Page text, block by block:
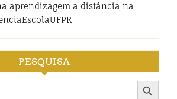
aprendizagem a distância na
PESQUISA
Search Button